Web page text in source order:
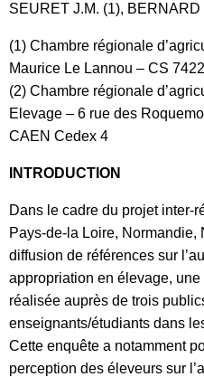
SEURET J.M. (1),
(1) Chambre régionale
Maurice Le Lannou – CS
(2) Chambre régionale
Elevage – 6 rue des
CAEN Cedex 4
INTRODUCTION
Dans le cadre du projet inter-
Pays-de-la Loire, Normandie,
diffusion de références sur
appropriation en élevage,
réalisée auprès de trois
enseignants/étudiants dans
Cette enquête a notamment
perception des éleveurs sur